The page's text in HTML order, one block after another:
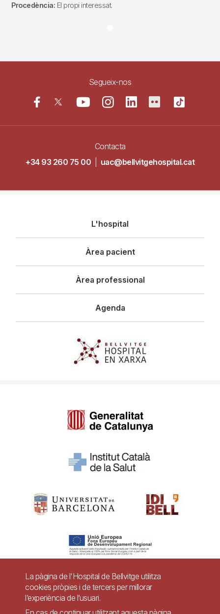
Procedència: El propi interessat.
Segueix-nos
Contacta
+34 93 260 75 00
uac@bellvitgehospital.cat
principal
L'hospital
Àrea pacient
Àrea professional
Agenda
Pie
Contacte
La pàgina de l'Hospital de Bellvitge utilitza
cookies pròpies i de tercers per millorar
l’experiència de l’usuari.